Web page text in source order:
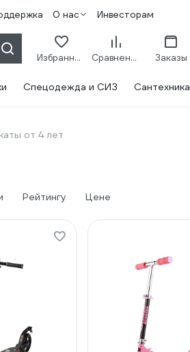
О нас Инвесторам
Избранное Сравнение Заказы
Спецодежда и СИЗ Сантехника
от 4 лет
Рейтингу Цене